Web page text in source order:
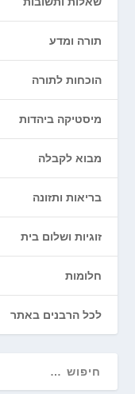
תורה ומדע
הוכחות לתורה
מיסטיקה ביהדות
מבוא לקבלה
בריאות ותזונה
זוגיות ושלום בית
חלומות
לכל הרבנים באתר